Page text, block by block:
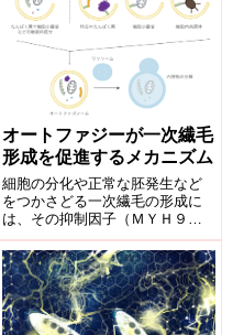
オートファジーが一次繊毛
形成を促進するメカニズム
細胞の分化や正常な胚発生など
をつかさどる一次繊毛の形成に
は、その抑制因子（ＭＹＨ９）
がオートファジーによって分解
されることが重要であることを
発見した。ＭＹＨ９が分解され
ないと、正常な繊毛が形成され
ず、腎臓の尿細管細胞が腫大す
ることを発見した。